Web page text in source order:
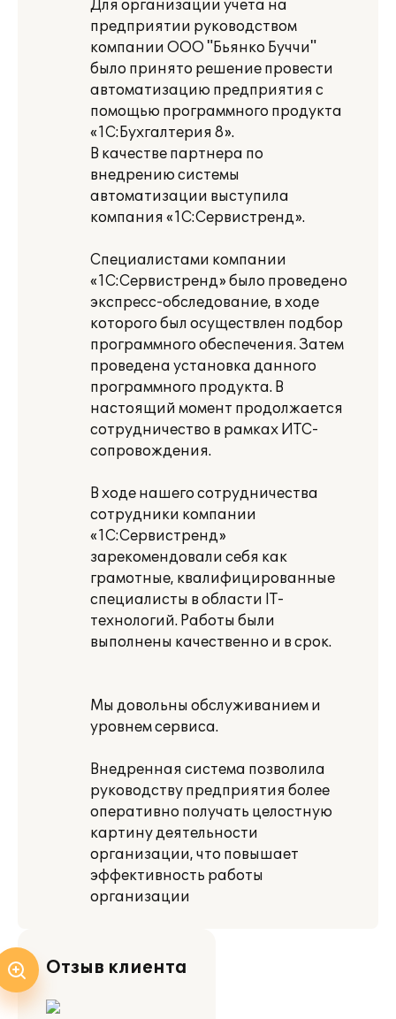
Для организации учета на
предприятии руководством
компании ООО "Бьянко Буччи"
было принято решение провести
автоматизацию предприятия с
помощью программного продукта
«1С:Бухгалтерия 8».
В качестве партнера по
внедрению системы
автоматизации выступила
компания «1С:Сервистренд».
Специалистами компании
«1С:Сервистренд» было проведено
экспресс-обследование, в ходе
которого был осуществлен подбор
программного обеспечения. Затем
проведена установка данного
программного продукта. В
настоящий момент продолжается
сотрудничество в рамках ИТС-
сопровождения.
В ходе нашего сотрудничества
сотрудники компании
«1С:Сервистренд»
зарекомендовали себя как
грамотные, квалифицированные
специалисты в области IT-
технологий. Работы были
выполнены качественно и в срок.
Мы довольны обслуживанием и
уровнем сервиса.
Внедренная система позволила
руководству предприятия более
оперативно получать целостную
картину деятельности
организации, что повышает
эффективность работы
организации
Отзыв клиента